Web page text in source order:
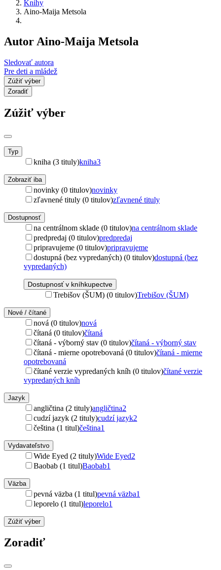
Knihy
Aino-Maija Metsola
Autor Aino-Maija Metsola
Sledovať autora
Pre deti a mládež
Zúžiť výber
Zoradiť
Zúžiť výber
Typ
kniha (3 tituly)kniha3
Zobraziť iba
novinky (0 titulov)novinky
zľavnené tituly (0 titulov)zľavnené tituly
Dostupnosť
na centrálnom sklade (0 titulov)na centrálnom sklade
predpredaj (0 titulov)predpredaj
pripravujeme (0 titulov)pripravujeme
dostupná (bez vypredaných) (0 titulov)dostupná (bez
vypredaných)
Dostupnosť v kníhkupectve
Trebišov (ŠUM) (0 titulov)Trebišov (ŠUM)
Nové / čítané
nová (0 titulov)nová
čítaná (0 titulov)čítaná
čítaná - výborný stav (0 titulov)čítaná - výborný stav
čítaná - mierne opotrebovaná (0 titulov)čítaná - mierne
opotrebovaná
čítané verzie vypredaných kníh (0 titulov)čítané verzie
vypredaných kníh
Jazyk
angličtina (2 tituly)angličtina2
cudzí jazyk (2 tituly)cudzí jazyk2
čeština (1 titul)čeština1
Vydavateľstvo
Wide Eyed (2 tituly)Wide Eyed2
Baobab (1 titul)Baobab1
Väzba
pevná väzba (1 titul)pevná väzba1
leporelo (1 titul)leporelo1
Zúžiť výber
Zoradiť